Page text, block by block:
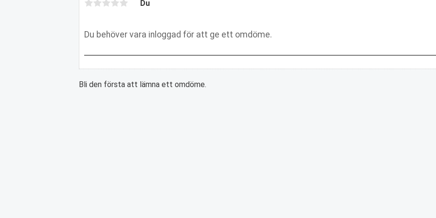
Du
Bli den första att lämna ett omdöme.